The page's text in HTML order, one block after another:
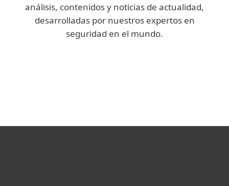
análisis, contenidos y noticias de actualidad,
desarrolladas por nuestros expertos en
seguridad en el mundo.